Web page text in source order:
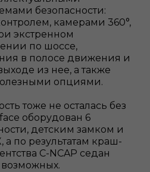
безопасности:
камерами 360°,
экстренном
по шоссе,
в полосе движения и
из нее, а также
опциями.
тоже не осталась без
оборудован 6
детским замком и
по результатам краш-
C-NCAP седан
возможных.